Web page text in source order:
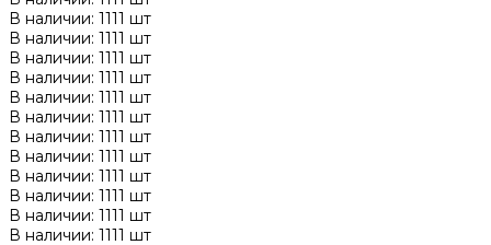
В наличии: 1111 шт
В наличии: 1111 шт
В наличии: 1111 шт
В наличии: 1111 шт
В наличии: 1111 шт
В наличии: 1111 шт
В наличии: 1111 шт
В наличии: 1111 шт
В наличии: 1111 шт
В наличии: 1111 шт
В наличии: 1111 шт
В наличии: 1111 шт